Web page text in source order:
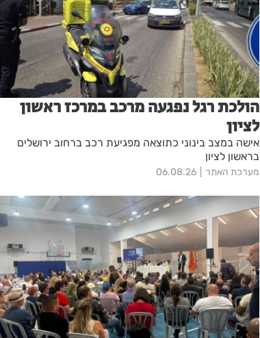
הולכת רגל נפגעה מרכב במרכז ראשון
לציון
אישה במצב בינוני כתוצאה מפגיעת רכב ברחוב ירושלים
בראשון לציון
מערכת האתר 06.08.26